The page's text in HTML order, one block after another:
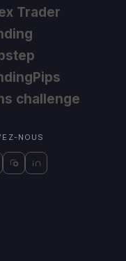
Trader
challenge
NOUS